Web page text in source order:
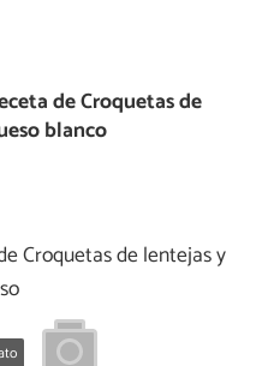
de Croquetas de
blanco
Croquetas de lentejas y